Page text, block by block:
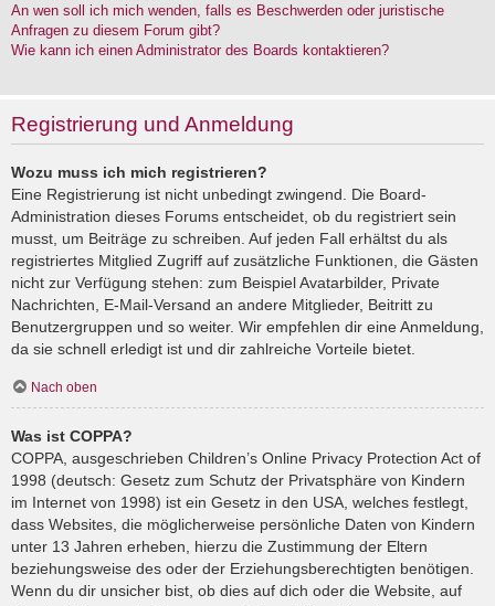
An wen soll ich mich wenden, falls es Beschwerden oder juristische
Anfragen zu diesem Forum gibt?
Wie kann ich einen Administrator des Boards kontaktieren?
Registrierung und Anmeldung
Wozu muss ich mich registrieren?
Eine Registrierung ist nicht unbedingt zwingend. Die Board-
Administration dieses Forums entscheidet, ob du registriert sein
musst, um Beiträge zu schreiben. Auf jeden Fall erhältst du als
registriertes Mitglied Zugriff auf zusätzliche Funktionen, die Gästen
nicht zur Verfügung stehen: zum Beispiel Avatarbilder, Private
Nachrichten, E-Mail-Versand an andere Mitglieder, Beitritt zu
Benutzergruppen und so weiter. Wir empfehlen dir eine Anmeldung,
da sie schnell erledigt ist und dir zahlreiche Vorteile bietet.
Nach oben
Was ist COPPA?
COPPA, ausgeschrieben Children’s Online Privacy Protection Act of
1998 (deutsch: Gesetz zum Schutz der Privatsphäre von Kindern
im Internet von 1998) ist ein Gesetz in den USA, welches festlegt,
dass Websites, die möglicherweise persönliche Daten von Kindern
unter 13 Jahren erheben, hierzu die Zustimmung der Eltern
beziehungsweise des oder der Erziehungsberechtigten benötigen.
Wenn du dir unsicher bist, ob dies auf dich oder die Website, auf